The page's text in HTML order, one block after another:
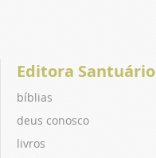
Editora Santuário
bíblias
deus conosco
livros